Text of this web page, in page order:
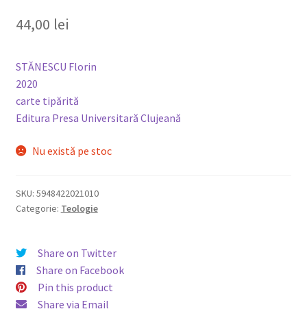
44,00 lei
STĂNESCU Florin
2020
carte tipărită
Editura Presa Universitară Clujeană
Nu există pe stoc
SKU: 5948422021010
Categorie: Teologie
Share on Twitter
Share on Facebook
Pin this product
Share via Email